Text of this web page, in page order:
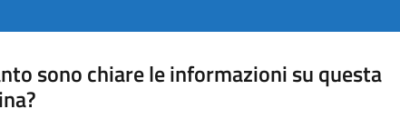
sono chiare le informazioni su questa